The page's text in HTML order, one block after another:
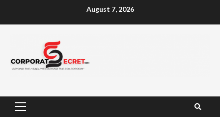
August 7, 2026
Primary